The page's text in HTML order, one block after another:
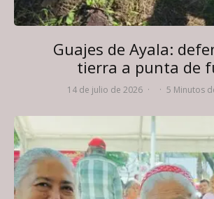
Guajes de Ayala:
tierra a punta de
14 de julio de 2026 · · 5 Minutos